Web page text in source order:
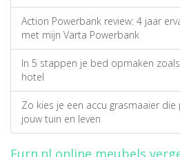
Action Powerbank review: 4 jaar
met mijn Varta Powerbank
In 5 stappen je bed opmaken
hotel
Zo kies je een accu grasmaaier die
jouw tuin en leven
Furn.nl online meubels